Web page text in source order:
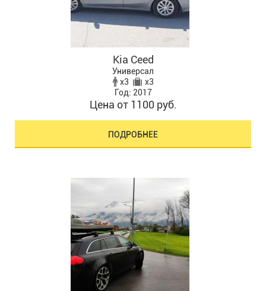
Kia Ceed
Универсал
x3
x3
Год: 2017
Цена от 1100 руб.
ПОДРОБНЕЕ